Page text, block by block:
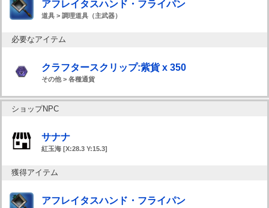
アフレイタスハンド・フライパン
道具 > 調理道具（主武器）
必要なアイテム
クラフタースクリップ:紫貨 x 350
その他 > 各種通貨
ショップNPC
サナナ
紅玉海 [X:28.3 Y:15.3]
獲得アイテム
アフレイタスハンド・フライパン